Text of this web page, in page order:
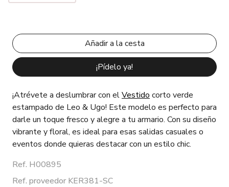
¡Pídelo ya!
¡Atrévete a deslumbrar con elVestido corto verde
estampado de Leo & Ugo! Este modelo es perfecto para
darle un toque fresco y alegre a tu armario. Con su diseño
vibrante y floral, es ideal para esas salidas casuales o
eventos donde quieras destacar con un estilo chic.
Ref. H00895
Ref. proveedor KER381-SC